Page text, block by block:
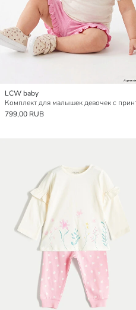
LCW baby
799,00 RUB